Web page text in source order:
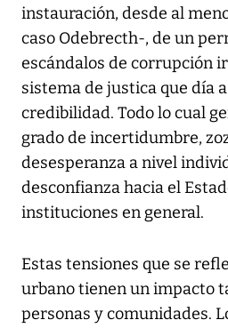
instauración, desde al
caso Odebrecth-, de un
escándalos de corrupción
sistema de justica que día
credibilidad. Todo lo cual
grado de incertidumbre,
desesperanza a nivel
desconfianza hacia el
instituciones en general.
Estas tensiones que se
urbano tienen un impacto
personas y comunidades.